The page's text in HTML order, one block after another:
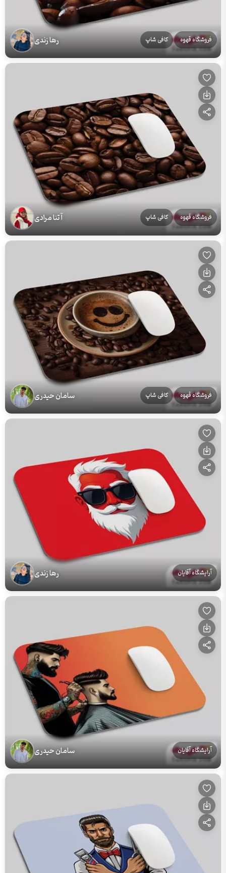
فروشگاه قهوه کافی شاپ رها زندی
فروشگاه قهوه کافی شاپ آتنا مرادی
فروشگاه قهوه کافی شاپ سامان حیدری
آرایشگاه آقایان رها زندی
آرایشگاه آقایان سامان حیدری